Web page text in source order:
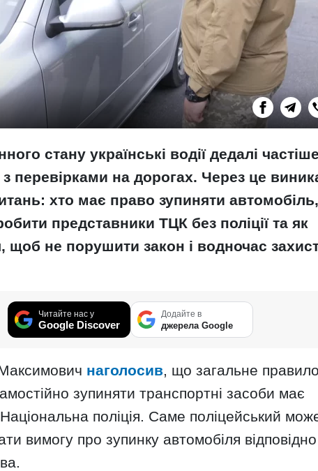
стану українські водії дедалі частіше
перевірками на дорогах. Через це
хто має право зупиняти
представники ТЦК без поліції та як
щоб не порушити закон і водночас
Читайте нас у
Google Discover
Додайте в
джерела Google
наголосив, що загальне
зупиняти транспортні засоби має
поліція. Саме поліцейський
вимогу про зупинку автомобіля